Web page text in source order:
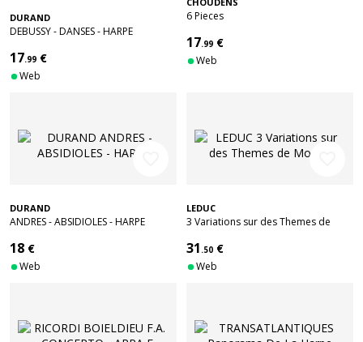
DURAND
DEBUSSY - DANSES - HARPE
17.99 €
Web
6 Pieces
17.99 €
Web
DURAND
ANDRES - ABSIDIOLES - HARPE
18 €
Web
LEDUC
3 Variations sur des Themes de
31 .50 €
Web